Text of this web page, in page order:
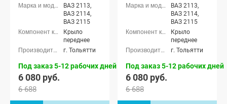
ВАЗ 2113,
ВАЗ 2114,
ВАЗ 2115
Крыло
переднее
г. Тольятти
Под заказ 5-12 рабочих дней
6 080 руб.
6 688
ВАЗ 2113,
ВАЗ 2114,
ВАЗ 2115
Крыло
переднее
г. Тольятти
Под заказ 5-12 рабочих дней
6 080 руб.
6 688